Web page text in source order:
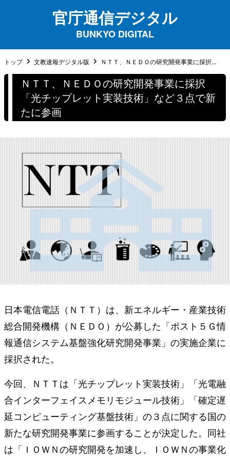
官庁通信デジタル
BUNKYO DIGITAL
トップ 文教速報デジタル版 ＮＴＴ、ＮＥＤＯの研究開発事業に採択...
ＮＴＴ、ＮＥＤＯの研究開発事業に採択
「光チップレット実装技術」など３点で新
たに参画
日本電信電話（ＮＴＴ）は、新エネルギー・産業技術
総合開発機構（ＮＥＤＯ）が公募した「ポスト５Ｇ情
報通信システム基盤強化研究開発事業」の実施企業に
採択された。
今回、ＮＴＴは「光チップレット実装技術」「光電融
合インターフェイスメモリモジュール技術」「確定遅
延コンピューティング基盤技術」の３点に関する国の
新たな研究開発事業に参画することが決定した。同社
は「ＩＯＷＮの研究開発を加速し、ＩＯＷＮの事業化